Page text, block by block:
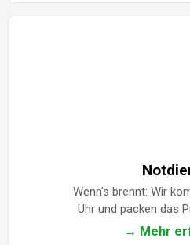
Wenn's brennt: Wir
Uhr und packen das
→ Mehr